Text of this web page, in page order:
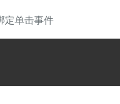
信小程序
定单击事件